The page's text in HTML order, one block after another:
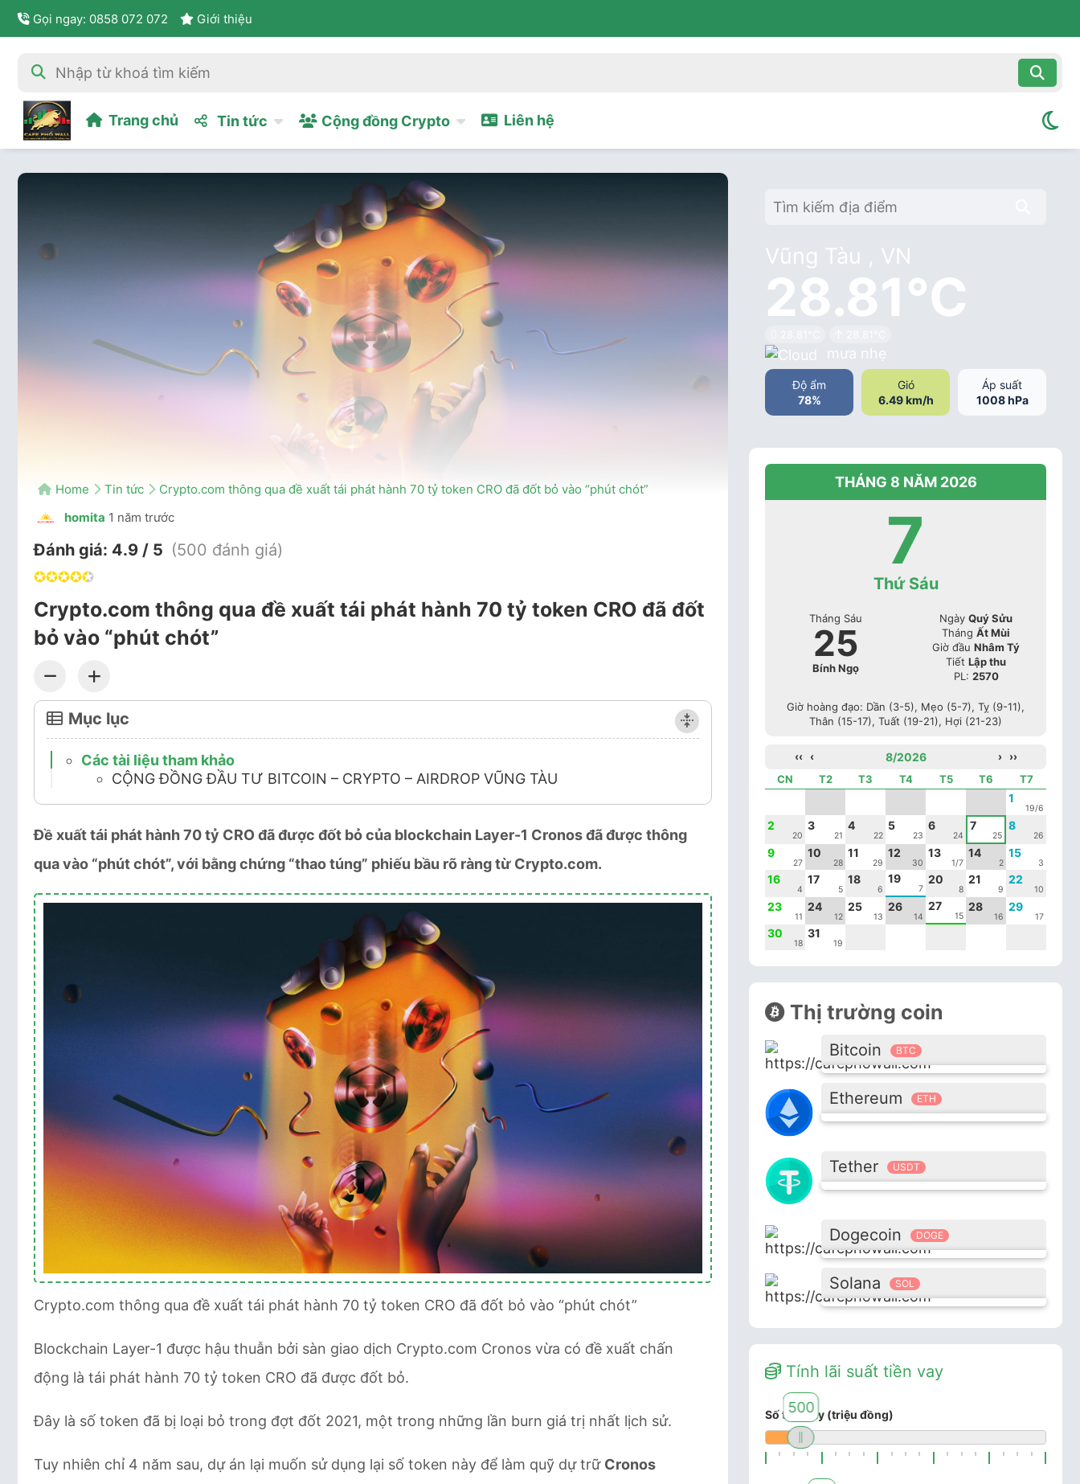
Gọi ngay: 0858 072 072 Giới thiệu
Trang chủ Tin tức Cộng đồng Crypto Liên hệ
Home Tin tức
Crypto.com thông qua đề xuất tái phát hành 70 tỷ token CRO đã đốt bỏ vào “phút chót”
homita 1 năm trước
Đánh giá: 4.9 / 5 (500 đánh giá)
✪✪✪✪✪
Crypto.com thông qua đề xuất tái phát hành 70 tỷ token CRO đã đốt
bỏ vào “phút chót”
Mục lục
Các tài liệu tham khảo
CỘNG ĐỒNG ĐẦU TƯ BITCOIN – CRYPTO – AIRDROP VŨNG TÀU
Đề xuất tái phát hành 70 tỷ CRO đã được đốt bỏ của blockchain Layer-1 Cronos đã được thông
qua vào “phút chót”, với bằng chứng “thao túng” phiếu bầu rõ ràng từ Crypto.com.
Crypto.com thông qua đề xuất tái phát hành 70 tỷ token CRO đã đốt bỏ vào “phút chót”
Blockchain Layer-1 được hậu thuẫn bởi sàn giao dịch Crypto.com Cronos vừa có đề xuất chấn
động là tái phát hành 70 tỷ token CRO đã được đốt bỏ.
Đây là số token đã bị loại bỏ trong đợt đốt 2021, một trong những lần burn giá trị nhất lịch sử.
Tuy nhiên chỉ 4 năm sau, dự án lại muốn sử dụng lại số token này để làm quỹ dự trữ Cronos
Vũng Tàu , VN
28.81°C
mưa nhẹ
Độ ẩm
78%
Gió
6.49 km/h
Áp suất
1008 hPa
THÁNG 8 NĂM 2026
7
Thứ Sáu
Tháng Sáu
25
Bính Ngọ
Ngày Quý Sửu
Tháng Ất Mùi
Giờ đầu Nhâm Tý
Tiết Lập thu
PL: 2570
Giờ hoàng đạo: Dần (3-5), Mẹo (5-7), Tỵ (9-11),
Thân (15-17), Tuất (19-21), Hợi (21-23)
‹‹ ‹ 8/2026 ›
››
CN
T2 T3 T4 T5 T6 T7
1
19/6
2
20
3
21
4
22
5
23
6
24
7
25
8
26
9
27
10
28
11
29
12
30
13
1/7
14
2
15
3
16
4
17
5
18
6
19
7
20
8
21
9
22
10
23
11
24
12
25
13
26
14
27
15
28
16
29
17
30
18
31
19
Thị trường coin
Bitcoin BTC
Ethereum ETH
Tether USDT
Dogecoin DOGE
Solana SOL
Tính lãi suất tiền vay
Số tiền vay (triệu đồng)
500